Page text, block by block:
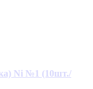
Ni №1 (10шт./